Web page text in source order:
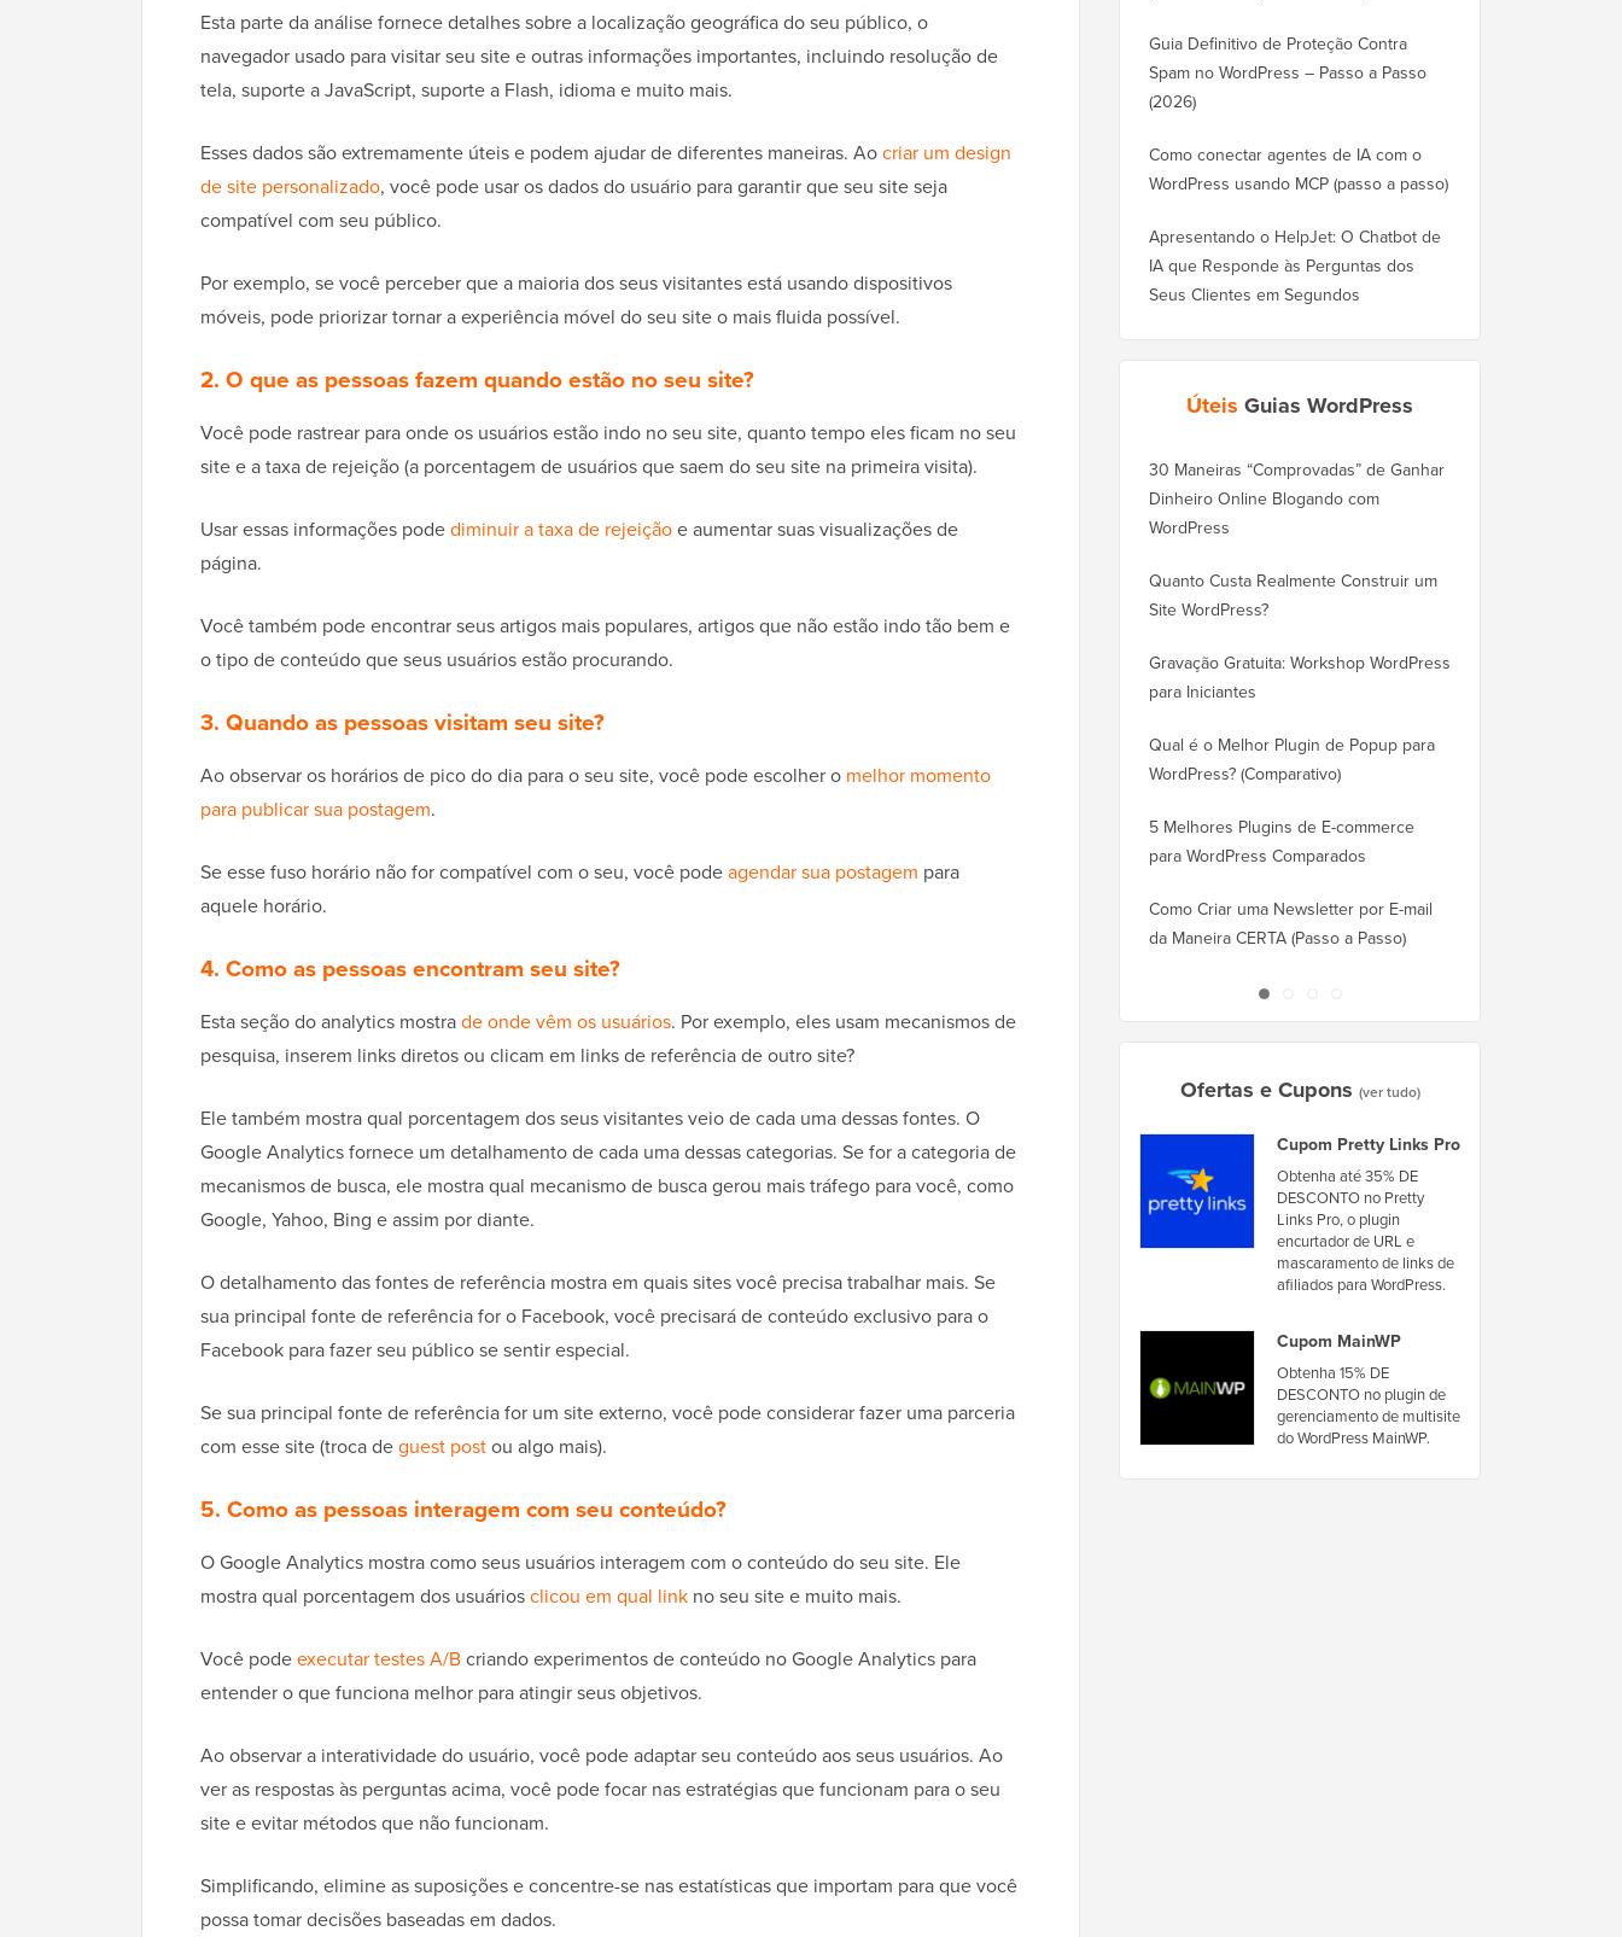
Esta parte da análise fornece detalhes sobre a localização geográfica do seu público, o
navegador usado para visitar seu site e outras informações importantes, incluindo resolução de
tela, suporte a JavaScript, suporte a Flash, idioma e muito mais.
Esses dados são extremamente úteis e podem ajudar de diferentes maneiras. Aocriar um design
de site personalizado, você pode usar os dados do usuário para garantir que seu site seja
compatível com seu público.
Por exemplo, se você perceber que a maioria dos seus visitantes está usando dispositivos
móveis, pode priorizar tornar a experiência móvel do seu site o mais fluida possível.
2. O que as pessoas fazem quando estão no seu site?
Você pode rastrear para onde os usuários estão indo no seu site, quanto tempo eles ficam no seu
site e a taxa de rejeição (a porcentagem de usuários que saem do seu site na primeira visita).
Usar essas informações podediminuir a taxa de rejeiçãoe aumentar suas visualizações de
página.
Você também pode encontrar seus artigos mais populares, artigos que não estão indo tão bem e
o tipo de conteúdo que seus usuários estão procurando.
3. Quando as pessoas visitam seu site?
Ao observar os horários de pico do dia para o seu site, você pode escolher o melhor momento
para publicar sua postagem.
Se esse fuso horário não for compatível com o seu, você podeagendar sua postagem para
aquele horário.
4. Como as pessoas encontram seu site?
Esta seção do analytics mostrade onde vêm os usuários. Por exemplo, eles usam mecanismos de
pesquisa, inserem links diretos ou clicam em links de referência de outro site?
Ele também mostra qual porcentagem dos seus visitantes veio de cada uma dessas fontes. O
Google Analytics fornece um detalhamento de cada uma dessas categorias. Se for a categoria de
mecanismos de busca, ele mostra qual mecanismo de busca gerou mais tráfego para você, como
Google, Yahoo, Bing e assim por diante.
O detalhamento das fontes de referência mostra em quais sites você precisa trabalhar mais. Se
sua principal fonte de referência for o Facebook, você precisará de conteúdo exclusivo para o
Facebook para fazer seu público se sentir especial.
Se sua principal fonte de referência for um site externo, você pode considerar fazer uma parceria
com esse site (troca deguest postou algo mais).
5. Como as pessoas interagem com seu conteúdo?
O Google Analytics mostra como seus usuários interagem com o conteúdo do seu site. Ele
mostra qual porcentagem dos usuáriosclicou em qual link no seu site e muito mais.
Você podeexecutar testes A/Bcriando experimentos de conteúdo no Google Analytics para
entender o que funciona melhor para atingir seus objetivos.
Ao observar a interatividade do usuário, você pode adaptar seu conteúdo aos seus usuários. Ao
ver as respostas às perguntas acima, você pode focar nas estratégias que funcionam para o seu
site e evitar métodos que não funcionam.
Simplificando, elimine as suposições e concentre-se nas estatísticas que importam para que você
possa tomar decisões baseadas em dados.
Guia Definitivo de Proteção Contra
Spam no WordPress – Passo a Passo
(2026)
Como conectar agentes de IA com o
WordPress usando MCP (passo a passo)
Apresentando o HelpJet: O Chatbot de
IA que Responde às Perguntas dos
Seus Clientes em Segundos
Úteis Guias WordPress
30 Maneiras “Comprovadas” de Ganhar
Dinheiro Online Blogando com
WordPress
Quanto Custa Realmente Construir um
Site WordPress?
Gravação Gratuita: Workshop WordPress
para Iniciantes
Qual é o Melhor Plugin de Popup para
WordPress? (Comparativo)
5 Melhores Plugins de E-commerce
para WordPress Comparados
Como Criar uma Newsletter por E-mail
da Maneira CERTA (Passo a Passo)
Ofertas e Cupons (ver tudo)
Cupom Pretty Links Pro
Obtenha até 35% DE
DESCONTO no Pretty
Links Pro, o plugin
encurtador de URL e
mascaramento de links de
afiliados para WordPress.
Cupom MainWP
Obtenha 15% DE
DESCONTO no plugin de
gerenciamento de multisite
do WordPress MainWP.